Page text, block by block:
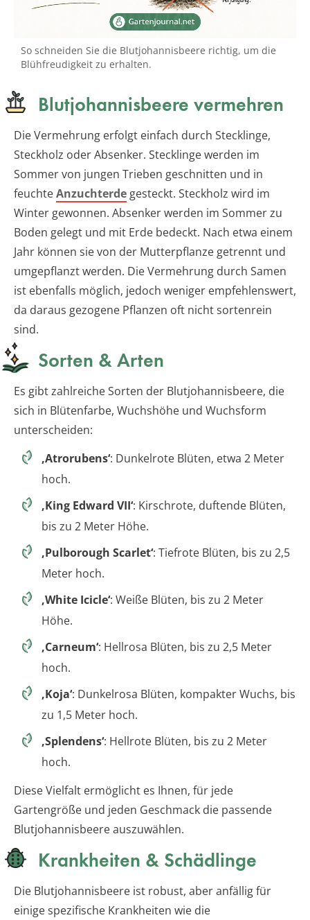
So schneiden Sie die Blutjohannisbeere richtig, um die
Blühfreudigkeit zu erhalten.
Blutjohannisbeere vermehren
Die Vermehrung erfolgt einfach durch Stecklinge,
Steckholz oder Absenker. Stecklinge werden im
Sommer von jungen Trieben geschnitten und in
feuchteAnzuchterde gesteckt. Steckholz wird im
Winter gewonnen. Absenker werden im Sommer zu
Boden gelegt und mit Erde bedeckt. Nach etwa einem
Jahr können sie von der Mutterpflanze getrennt und
umgepflanzt werden. Die Vermehrung durch Samen
ist ebenfalls möglich, jedoch weniger empfehlenswert,
da daraus gezogene Pflanzen oft nicht sortenrein
sind.
Sorten & Arten
Es gibt zahlreiche Sorten der Blutjohannisbeere, die
sich in Blütenfarbe, Wuchshöhe und Wuchsform
unterscheiden:
‚Atrorubens‘: Dunkelrote Blüten, etwa 2 Meter
hoch.
‚King Edward VII‘: Kirschrote, duftende Blüten,
bis zu 2 Meter Höhe.
‚Pulborough Scarlet‘: Tiefrote Blüten, bis zu 2,5
Meter hoch.
‚White Icicle‘: Weiße Blüten, bis zu 2 Meter
Höhe.
‚Carneum‘: Hellrosa Blüten, bis zu 2,5 Meter
hoch.
‚Koja‘: Dunkelrosa Blüten, kompakter Wuchs, bis
zu 1,5 Meter hoch.
‚Splendens‘: Hellrote Blüten, bis zu 2 Meter
hoch.
Diese Vielfalt ermöglicht es Ihnen, für jede
Gartengröße und jeden Geschmack die passende
Blutjohannisbeere auszuwählen.
Krankheiten & Schädlinge
Die Blutjohannisbeere ist robust, aber anfällig für
einige spezifische Krankheiten wie die